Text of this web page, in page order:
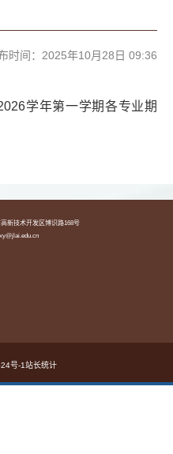
时间：2025年10月28日 09:36
学年第一学期各专业期
新技术开发区博识路168号
号-1站长统计